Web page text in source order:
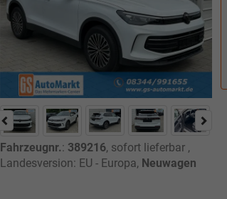
Fahrzeugnr.: 389216, sofort lieferbar,
Landesversion: EU - Europa, Neuwagen